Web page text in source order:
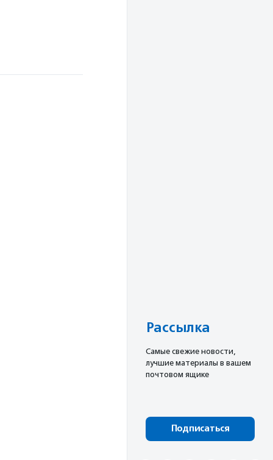
Рассылка
Cамые свежие новости,
лучшие материалы в вашем
почтовом ящике
Подписаться